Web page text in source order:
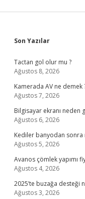
Sidebar
Son Yazılar
Tactan gol olur mu ?
Ağustos 8, 2026
Kamerada AV ne demek
Ağustos 7, 2026
Bilgisayar ekranı neden
Ağustos 6, 2026
Kediler banyodan sonra
Ağustos 5, 2026
Avanos çömlek yapımı
Ağustos 4, 2026
2025’te buzağa desteği
Ağustos 3, 2026